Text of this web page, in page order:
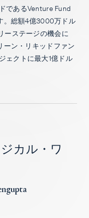
であるVenture Fund
。総額4億3000万ドル
ーステージの機会に
ン・リキッドファン
ェクトに最大1億ドル
カル・ワ